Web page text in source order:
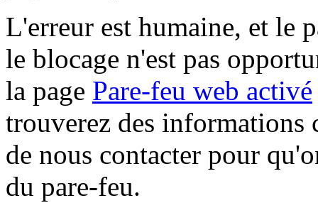
L'erreur est humaine, et le
le blocage n'est pas
la page Pare-feu web activé
trouverez des informations
de nous contacter pour
du pare-feu.